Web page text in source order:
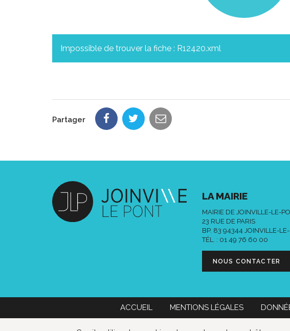
Impossible de trouver la fiche : R12420.xml
Partager
LA MAIRIE
MAIRIE DE JOINVILLE-LE-
23 RUE DE PARIS
BP. 83 94344 JOINVILLE-
TÉL. : 01 49 76 60 00
NOUS CONTACTER
ACCUEIL MENTIONS LÉGALES